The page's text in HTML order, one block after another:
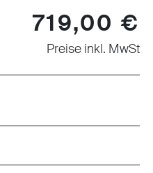
719,00 €
Preise inkl. MwSt